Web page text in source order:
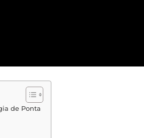
de Ponta